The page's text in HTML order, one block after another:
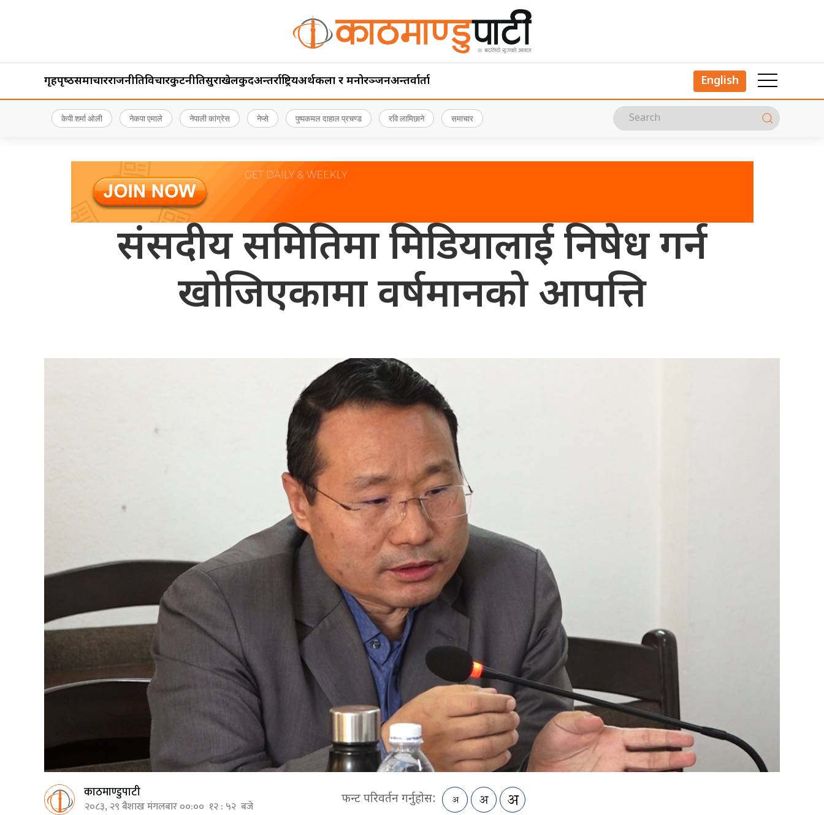
गृहपृष्‍ठसमाचारराजनीतिविचारकुटनीतिसुरक्षाखेलकुदअन्तर्राष्ट्रियअर्थकला र मनोरञ्जनअन्तर्वार्ता English
केपी शर्मा ओली नेकपा एमाले नेपाली कांग्रेस नेप्से पुष्पकमल दाहाल प्रचण्ड रवि लामिछाने समाचार
संसदीय समितिमा मिडियालाई निषेध गर्न
खोजिएकामा वर्षमानको आपत्ति
काठमाण्डुपाटी
२०८३, २९ बैशाख मंगलबार ००:०० १२ : ५२ बजे फन्ट परिवर्तन गर्नुहोस: